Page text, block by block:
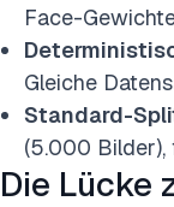
Face-
Gleiche
Standard-
(5.000 Bilder),
Die Lücke